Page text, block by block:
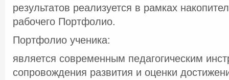
результатов реализуется в рамках
рабочего Портфолио.
Портфолио ученика:
является современным педагогическим
сопровождения развития и оценки